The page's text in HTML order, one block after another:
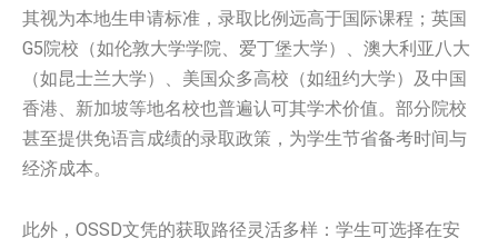
其视为本地生申请标准，录取比例远高于国际课程；英国
G5院校（如伦敦大学学院、爱丁堡大学）、澳大利亚八大
（如昆士兰大学）、美国众多高校（如纽约大学）及中国
香港、新加坡等地名校也普遍认可其学术价值。部分院校
甚至提供免语言成绩的录取政策，为学生节省备考时间与
经济成本。
此外，OSSD文凭的获取路径灵活多样：学生可选择在安